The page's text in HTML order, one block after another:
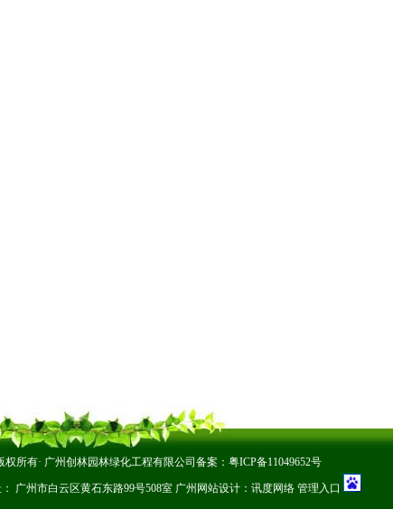
权所有· 广州创林园林绿化工程有限公司备案： 粤ICP备11049652号
： 广州市白云区黄石东路99号508室 广州网站设计： 讯度网络 管理入口